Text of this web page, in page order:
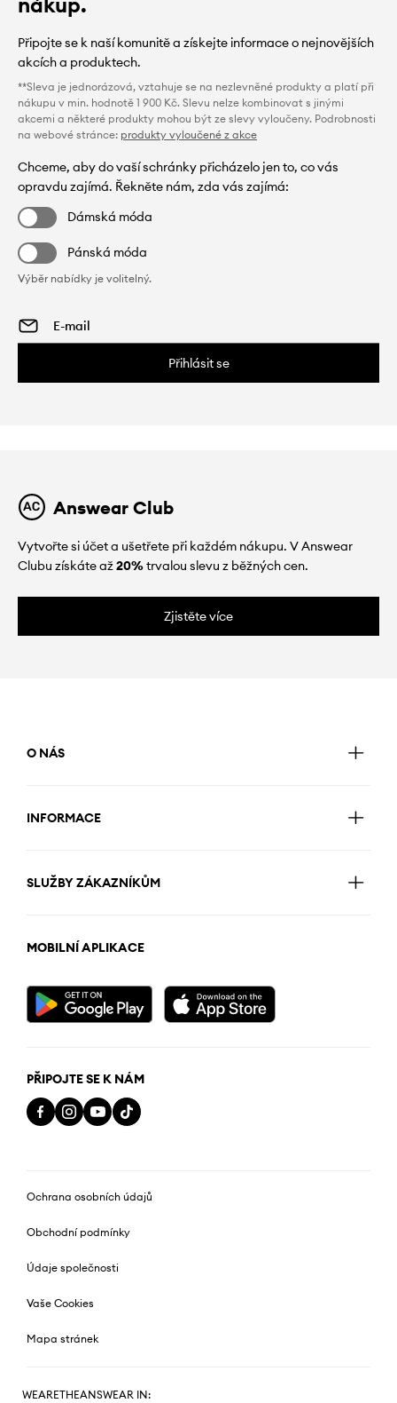
Připojte se k naší komunitě a získejte informace o nejnovějších
akcích a produktech.
**Sleva je jednorázová, vztahuje se na nezlevněné produkty a platí při
nákupu v min. hodnotě 1 900 Kč. Slevu nelze kombinovat s jinými
akcemi a některé produkty mohou být ze slevy vyloučeny. Podrobnosti
na webové stránce: produkty vyloučené z akce
Chceme, aby do vaší schránky přicházelo jen to, co vás
opravdu zajímá. Řekněte nám, zda vás zajímá:
Dámská móda
Pánská móda
Výběr nabídky je volitelný.
Přihlásit se
Answear Club
Vytvořte si účet a ušetřete při každém nákupu. V Answear
Clubu získáte až20%trvalou slevu z běžných cen.
Zjistěte více
O NÁS
INFORMACE
SLUŽBY ZÁKAZNÍKŮM
MOBILNÍ APLIKACE
PŘIPOJTE SE K NÁM
Ochrana osobních údajů
Obchodní podmínky
Údaje společnosti
Vaše Cookies
Mapa stránek
WEARETHEANSWEAR IN: